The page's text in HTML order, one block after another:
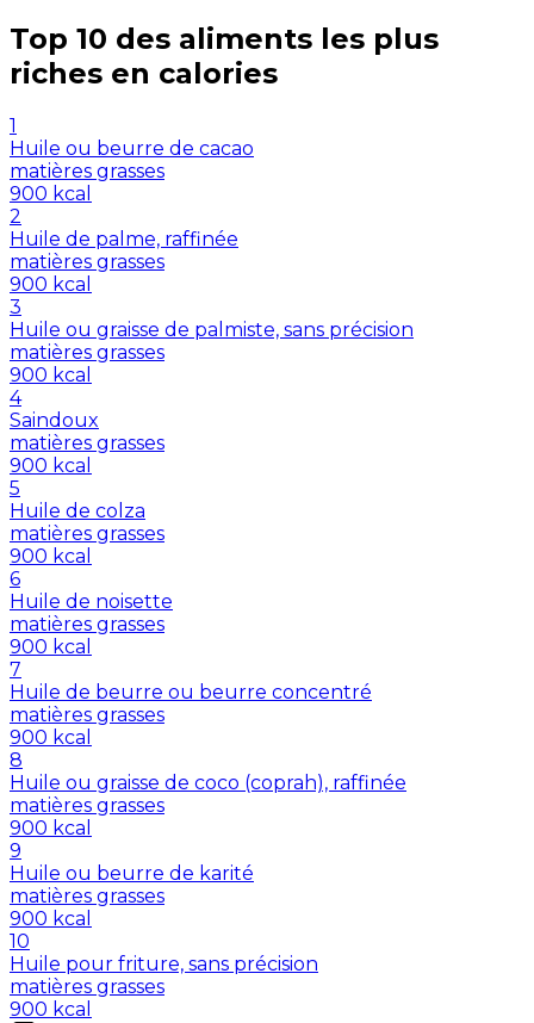
Top 10 des aliments les plus
riches en calories
1
Huile ou beurre de cacao
matières grasses
900 kcal
2
Huile de palme, raffinée
matières grasses
900 kcal
3
Huile ou graisse de palmiste, sans précision
matières grasses
900 kcal
4
Saindoux
matières grasses
900 kcal
5
Huile de colza
matières grasses
900 kcal
6
Huile de noisette
matières grasses
900 kcal
7
Huile de beurre ou beurre concentré
matières grasses
900 kcal
8
Huile ou graisse de coco (coprah), raffinée
matières grasses
900 kcal
9
Huile ou beurre de karité
matières grasses
900 kcal
10
Huile pour friture, sans précision
matières grasses
900 kcal